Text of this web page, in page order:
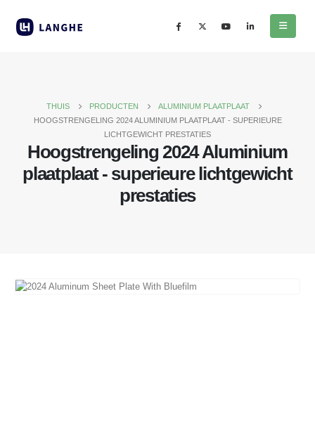
THUIS PRODUCTEN
ALUMINIUM PLAATPLAAT
HOOGSTRENGELING 2024 ALUMINIUM PLAATPLAAT - SUPERIEURE
LICHTGEWICHT PRESTATIES
Hoogstrengeling 2024 Aluminium
plaatplaat - superieure lichtgewicht
prestaties